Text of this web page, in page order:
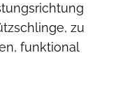
zu
funktional